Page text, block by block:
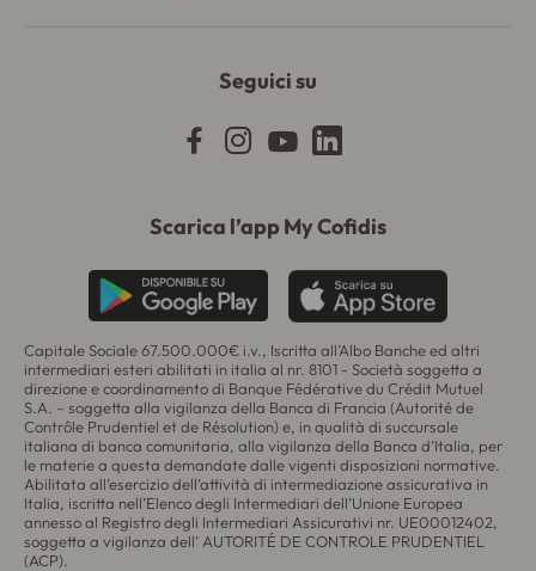
Seguici su
Scarica l’app My Cofidis
Capitale Sociale 67.500.000€ i.v., Iscritta all’Albo Banche ed altri
intermediari esteri abilitati in italia al nr. 8101 - Società soggetta a
direzione e coordinamento di Banque Fédérative du Crédit Mutuel
S.A. – soggetta alla vigilanza della Banca di Francia (Autorité de
Contrôle Prudentiel et de Résolution) e, in qualità di succursale
italiana di banca comunitaria, alla vigilanza della Banca d’Italia, per
le materie a questa demandate dalle vigenti disposizioni normative.
Abilitata all’esercizio dell’attività di intermediazione assicurativa in
Italia, iscritta nell’Elenco degli Intermediari dell’Unione Europea
annesso al Registro degli Intermediari Assicurativi nr. UE00012402,
soggetta a vigilanza dell’ AUTORITÉ DE CONTROLE PRUDENTIEL
(ACP).